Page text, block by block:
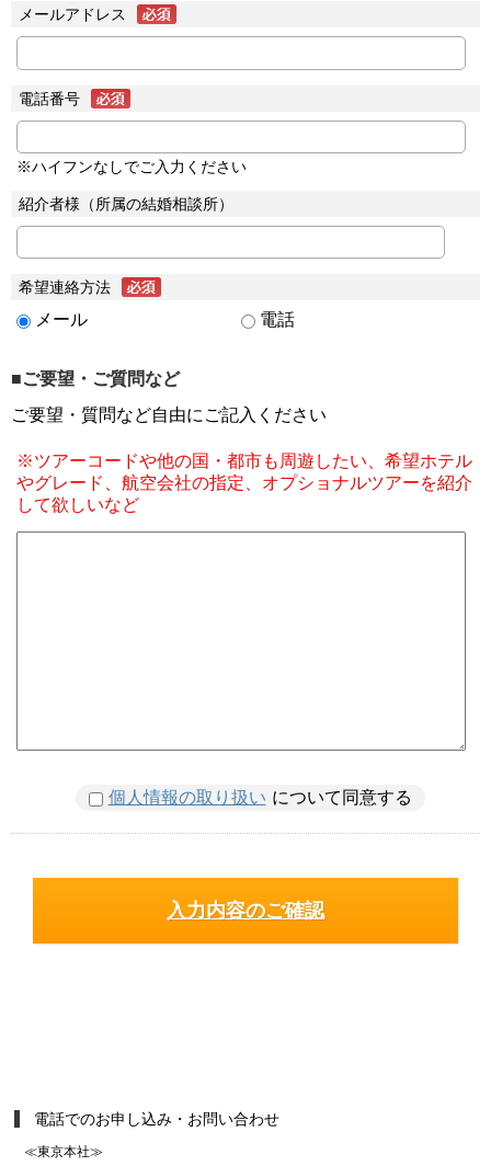
メールアドレス
電話番号
※ハイフンなしでご入力ください
紹介者様（所属の結婚相談所）
希望連絡方法
メール 電話
■ご要望・ご質問など
ご要望・質問など自由にご記入ください
※ツアーコードや他の国・都市も周遊したい、希望ホテル
やグレード、航空会社の指定、オプショナルツアーを紹介
して欲しいなど
個人情報の取り扱い について同意する
電話でのお申し込み・お問い合わせ
≪東京本社≫